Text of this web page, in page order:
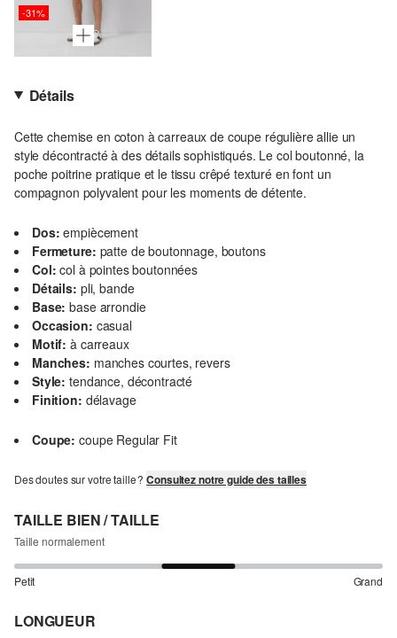
-31%
Détails
Cette chemise en coton à carreaux de coupe régulière allie un
style décontracté à des détails sophistiqués. Le col boutonné, la
poche poitrine pratique et le tissu crêpé texturé en font un
compagnon polyvalent pour les moments de détente.
Dos: empiècement
Fermeture: patte de boutonnage, boutons
Col: col à pointes boutonnées
Détails: pli, bande
Base: base arrondie
Occasion: casual
Motif: à carreaux
Manches: manches courtes, revers
Style: tendance, décontracté
Finition: délavage
Coupe: coupe Regular Fit
Des doutes sur votre taille ?Consultez notre guide des tailles
TAILLE BIEN / TAILLE
Taille normalement
Petit Grand
LONGUEUR